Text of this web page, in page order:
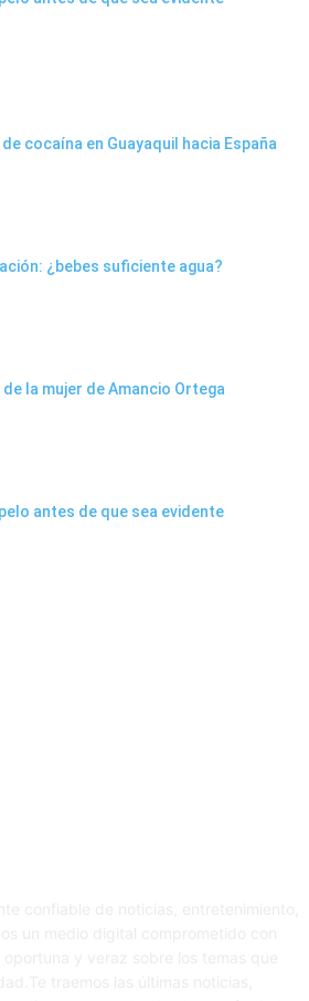
cocaína en Guayaquil hacia España
¿bebes suficiente agua?
la mujer de Amancio Ortega
antes de que sea evidente